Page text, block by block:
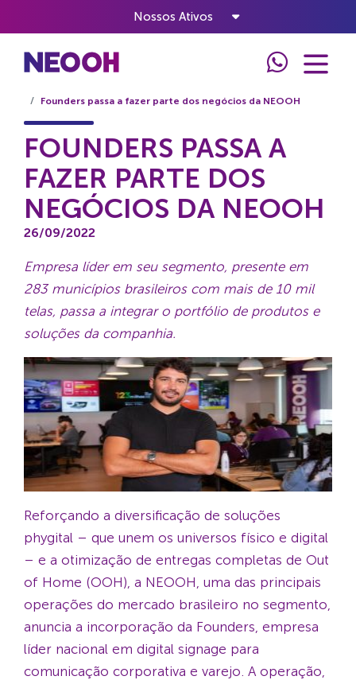
Nossos Ativos
Founders passa a fazer parte dos negócios da NEOOH
FOUNDERS PASSA A
FAZER PARTE DOS
NEGÓCIOS DA NEOOH
26/09/2022
Empresa líder em seu segmento, presente em
283 municípios brasileiros com mais de 10 mil
telas, passa a integrar o portfólio de produtos e
soluções da companhia.
Reforçando a diversificação de soluções
phygital – que unem os universos físico e digital
– e a otimização de entregas completas de Out
of Home (OOH), a NEOOH, uma das principais
operações do mercado brasileiro no segmento,
anuncia a incorporação da Founders, empresa
líder nacional em digital signage para
comunicação corporativa e varejo. A operação,